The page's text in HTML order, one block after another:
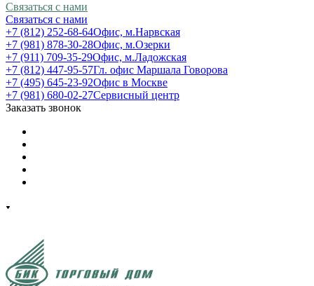
Связаться с нами
Связаться с нами
+7 (812) 252-68-64Офис, м.Нарвская
+7 (981) 878-30-28Офис, м.Озерки
+7 (911) 709-35-29Офис, м.Ладожская
+7 (812) 447-95-57Гл. офис Маршала Говорова
+7 (495) 645-23-92Офис в Москве
+7 (981) 680-02-27Сервисный центр
Заказать звонок